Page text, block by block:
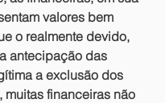
valores bem
o realmente devido,
antecipação das
a exclusão dos
muitas financeiras não